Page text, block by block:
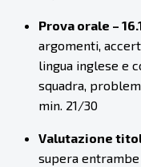
Prova orale –
argomenti,
lingua inglese e
squadra,
min. 21/30
Valutazione
supera